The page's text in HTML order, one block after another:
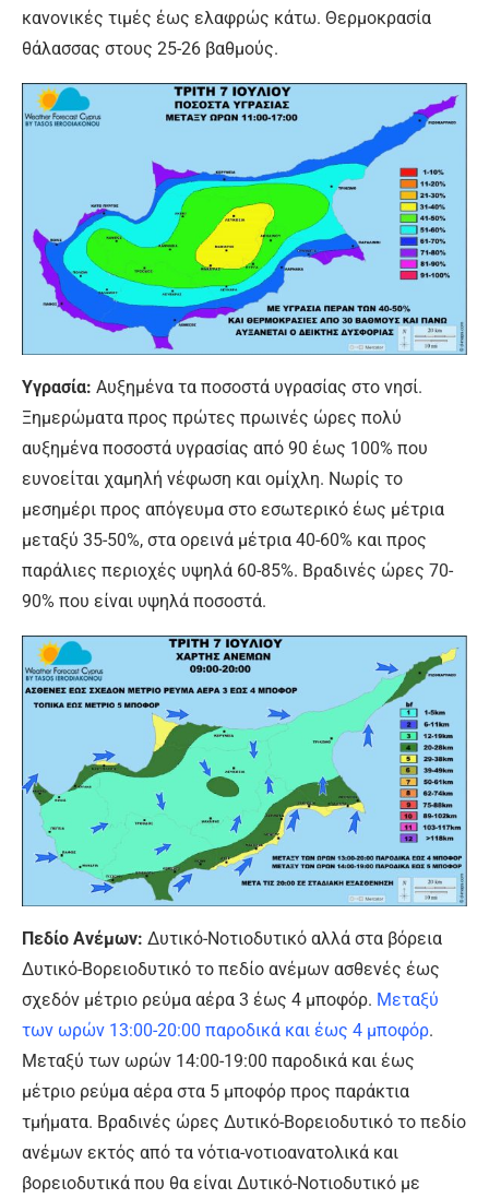
κανονικές τιμές έως ελαφρώς κάτω. Θερμοκρασία
θάλασσας στους 25-26 βαθμούς.
Υγρασία: Αυξημένα τα ποσοστά υγρασίας στο νησί.
Ξημερώματα προς πρώτες πρωινές ώρες πολύ
αυξημένα ποσοστά υγρασίας από 90 έως 100% που
ευνοείται χαμηλή νέφωση και ομίχλη. Νωρίς το
μεσημέρι προς απόγευμα στο εσωτερικό έως μέτρια
μεταξύ 35-50%, στα ορεινά μέτρια 40-60% και προς
παράλιες περιοχές υψηλά 60-85%. Βραδινές ώρες 70-
90% που είναι υψηλά ποσοστά.
Πεδίο Ανέμων: Δυτικό-Νοτιοδυτικό αλλά στα βόρεια
Δυτικό-Βορειοδυτικό το πεδίο ανέμων ασθενές έως
σχεδόν μέτριο ρεύμα αέρα 3 έως 4 μποφόρ. Μεταξύ
των ωρών 13:00-20:00 παροδικά και έως 4 μποφόρ.
Μεταξύ των ωρών 14:00-19:00 παροδικά και έως
μέτριο ρεύμα αέρα στα 5 μποφόρ προς παράκτια
τμήματα. Βραδινές ώρες Δυτικό-Βορειοδυτικό το πεδίο
ανέμων εκτός από τα νότια-νοτιοανατολικά και
βορειοδυτικά που θα είναι Δυτικό-Νοτιοδυτικό με